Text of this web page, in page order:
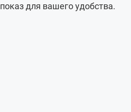
для вашего удобства.